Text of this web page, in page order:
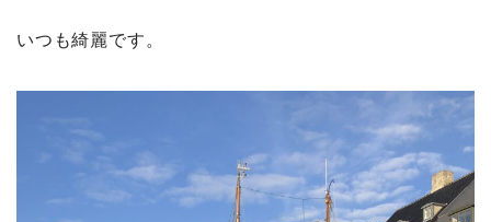
いつも綺麗です。